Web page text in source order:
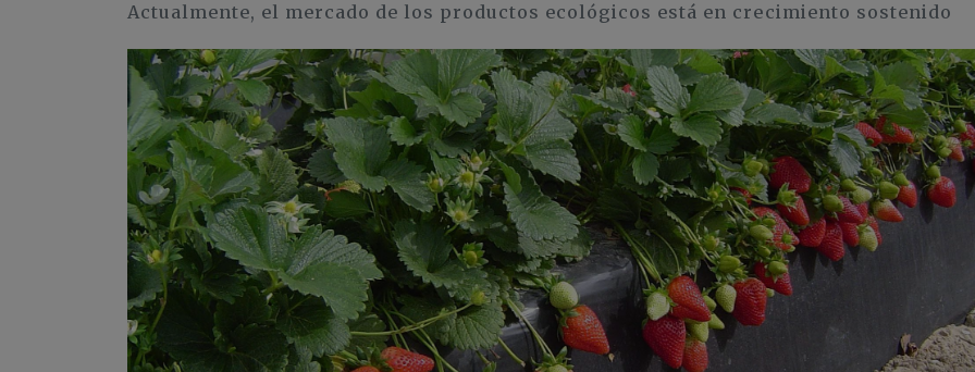
Actualmente, el mercado de los productos ecológicos está en crecimiento sostenido